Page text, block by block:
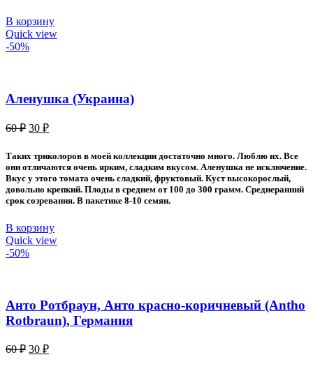
В корзину
Quick view
-50%
Аленушка (Украина)
60₽ Первоначальная
60 ₽.
30 ₽Текущая
30 ₽.
Таких триколоров в моей коллекции достаточно много. Люблю их. Все
они отличаются очень ярким, сладким вкусом. Аленушка не исключение.
Вкус у этого томата очень сладкий, фруктовый. Куст высокорослый,
довольно крепкий. Плоды в среднем от 100 до 300 грамм. Среднеранний
срок созревания. В пакетике 8-10 семян.
В корзину
Quick view
-50%
Анто Ротбраун, Анто красно-коричневый (Antho
Rotbraun), Германия
60₽ Первоначальная
30 ₽Текущая